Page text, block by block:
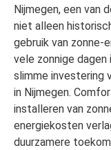
Nijmegen, een van
niet alleen
gebruik van zonne-
vele zonnige dagen
slimme investering
in Nijmegen.
installeren van
energiekosten
duurzamere